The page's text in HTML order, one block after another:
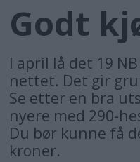
Godt
I april lå det 19
nettet. Det gir
Se etter en bra
nyere med 290-
Du bør kunne få
kroner.